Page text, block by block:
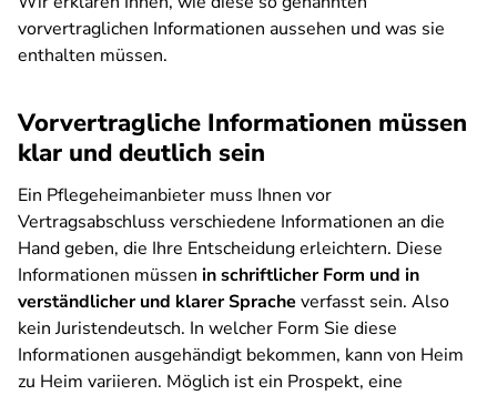
vorvertraglichen Informationen aussehen und was sie
enthalten müssen.
Vorvertragliche Informationen müssen
klar und deutlich sein
Ein Pflegeheimanbieter muss Ihnen vor
Vertragsabschluss verschiedene Informationen an die
Hand geben, die Ihre Entscheidung erleichtern. Diese
Informationen müssen in schriftlicher Form und in
verständlicher und klarer Sprache verfasst sein. Also
kein Juristendeutsch. In welcher Form Sie diese
Informationen ausgehändigt bekommen, kann von Heim
zu Heim variieren. Möglich ist ein Prospekt, eine